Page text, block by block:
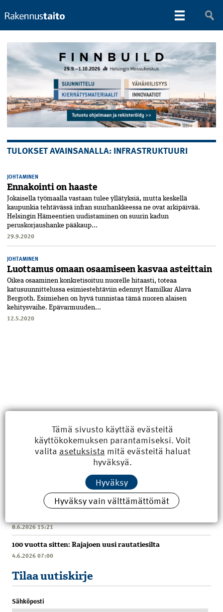
TULOKSET AVAINSANALLA: INFRASTRUKTUURI
JOHTAMINEN
Ennakointi on haaste
Jokaisella työmaalla vastaan tulee yllätyksiä, mutta keskellä
kaupunkia tehtävässä infran suurhankkeessa ne ovat arkipäivää.
Helsingin Hämeentien uudistaminen on suurin kadun
peruskorjaushanke pääkaup...
29.9.2020
JOHTAMINEN
Luottamus omaan osaamiseen kasvaa asteittain
Oikea osaaminen konkretisoituu nuorelle hitaasti, toteaa
katusuunnittelussa esimiestehtäviin edennyt Hamilkar Alava
Bergroth. Esimiehen on hyvä tunnistaa tämä nuoren alaisen
kehitysvaihe. Epävarmuuden...
12.5.2020
Uusimmat
8.6.2026 15:21
100 vuotta sitten: Rajajoen uusi rautatiesilta
4.6.2026 07:00
Tilaa uutiskirje
Sähköposti
Tämä sivusto käyttää evästeitä
käyttökokemuksen parantamiseksi. Voit
valita asetuksista mitä evästeitä haluat
hyväksyä.
Hyväksy
Hyväksy vain välttämättömät